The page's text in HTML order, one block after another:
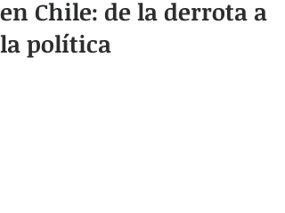
en Chile: de la derrota a
la política